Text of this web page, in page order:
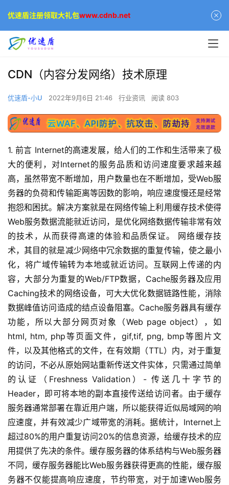
CDN（内容分发网络）技术原理
优速盾-小U 2022年9月6日 21:46 行业资讯 阅读 803
1. 前言 Internet的高速发展，给人们的工作和生活带来了极
大的便利，对Internet的服务品质和访问速度要求越来越
高，虽然带宽不断增加，用户数量也在不断增加，受Web服
务器的负荷和传输距离等因数的影响，响应速度慢还是经常
抱怨和困扰。解决方案就是在网络传输上利用缓存技术使得
Web服务数据流能就近访问，是优化网络数据传输非常有效
的技术，从而获得高速的体验和品质保证。 网络缓存技
术，其目的就是减少网络中冗余数据的重复传输，使之最小
化，将广域传输转为本地或就近访问。互联网上传递的内
容，大部分为重复的Web/FTP数据，Cache服务器及应用
Caching技术的网络设备，可大大优化数据链路性能，消除
数据峰值访问造成的结点设备阻塞。Cache服务器具有缓存
功能，所以大部分网页对象（Web page object），如
html, htm, php等页面文件，gif,tif, png, bmp等图片文
件，以及其他格式的文件，在有效期（TTL）内，对于重复
的访问，不必从原始网站重新传送文件实体，只需通过简单
的认证（Freshness Validation）- 传送几十字节的
Header，即可将本地的副本直接传送给访问者。由于缓存
服务器通常部署在靠近用户端，所以能获得近似局域网的响
应速度，并有效减少广域带宽的消耗。据统计，Internet上
超过80%的用户重复访问20%的信息资源，给缓存技术的应
用提供了先决的条件。缓存服务器的体系结构与Web服务器
不同，缓存服务器能比Web服务器获得更高的性能，缓存服
务器不仅能提高响应速度，节约带宽，对于加速Web服务
优速盾注册领取大礼包www.cdnb.net